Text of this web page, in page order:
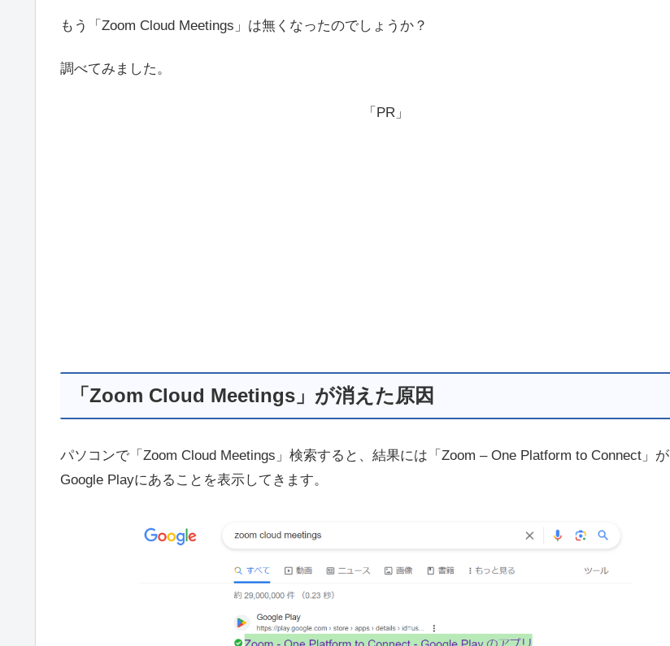
もう「Zoom Cloud Meetings」は無くなったのでしょうか？
調べてみました。
「PR」
「Zoom Cloud Meetings」が消えた原因
パソコンで「Zoom Cloud Meetings」検索すると、結果には「Zoom – One Platform to Connect」が
Google Playにあることを表示してきます。